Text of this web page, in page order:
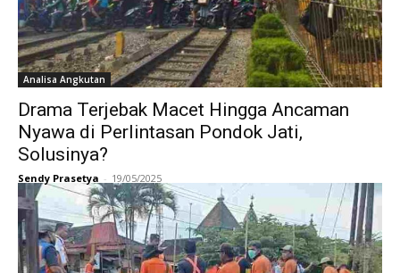
Analisa Angkutan
Drama Terjebak Macet Hingga Ancaman
Nyawa di Perlintasan Pondok Jati,
Solusinya?
Sendy Prasetya - 19/05/2025